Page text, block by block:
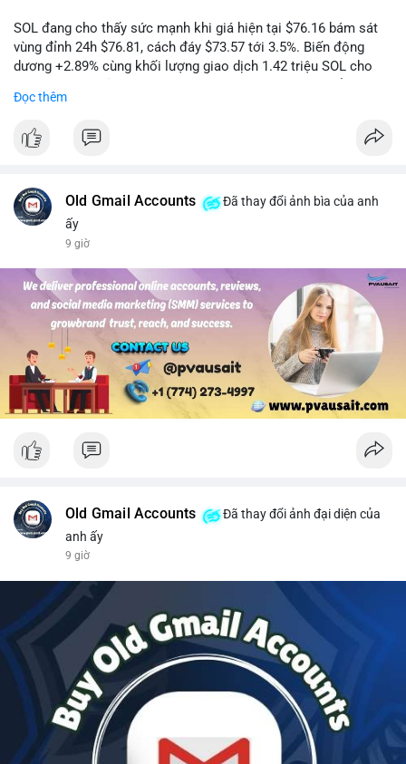
SOL đang cho thấy sức mạnh khi giá hiện tại $76.16 bám sát
vùng đỉnh 24h $76.81, cách đáy $73.57 tới 3.5%. Biến động
dương +2.89% cùng khối lượng giao dịch 1.42 triệu SOL cho
hoàn toàn nhịp điều chỉnh.
Khuyến nghị giao dịch cụ thể:
- Mục tiêu chốt lời: TP1: 77.50, TP2: 78.80
- Cắt lỗ: 74.90 (dưới vùng hỗ trợ gần nhất)
chốt 50% vị thế tại TP1 và dời stop loss về điểm hòa vốn.
#solusdt #longsol #vung76 #breakoutsol #lenhmuasol
Đọc thêm
Old Gmail Accounts
Đã thay đổi ảnh bìa của anh
ấy
9 giờ
Old Gmail Accounts
Đã thay đổi ảnh đại diện của
anh ấy
9 giờ